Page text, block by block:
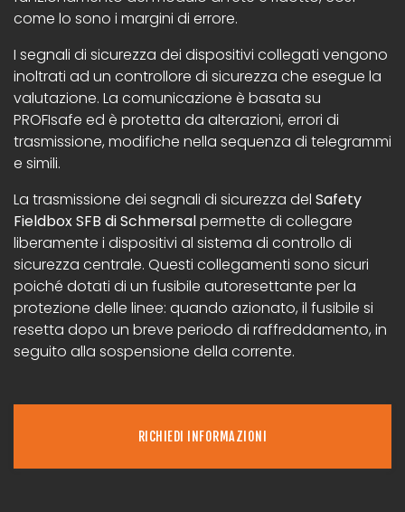
come lo sono i margini di errore.
I segnali di sicurezza dei dispositivi collegati vengono
inoltrati ad un controllore di sicurezza che esegue la
valutazione. La comunicazione è basata su
PROFIsafe ed è protetta da alterazioni, errori di
trasmissione, modifiche nella sequenza di telegrammi
e simili.
La trasmissione dei segnali di sicurezza del Safety
Fieldbox SFB di Schmersalpermette di collegare
liberamente i dispositivi al sistema di controllo di
sicurezza centrale. Questi collegamenti sono sicuri
poiché dotati di un fusibile autoresettante per la
protezione delle linee: quando azionato, il fusibile si
resetta dopo un breve periodo di raffreddamento, in
seguito alla sospensione della corrente.
RICHIEDI INFORMAZIONI